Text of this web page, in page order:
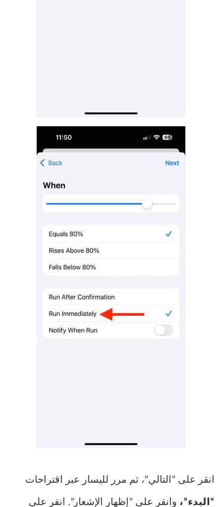
انقر على “التالي”، ثم مرر لليسار عبر اقتراحات
“البدء”، وانقر على “إظهار الإشعار”. انقر على